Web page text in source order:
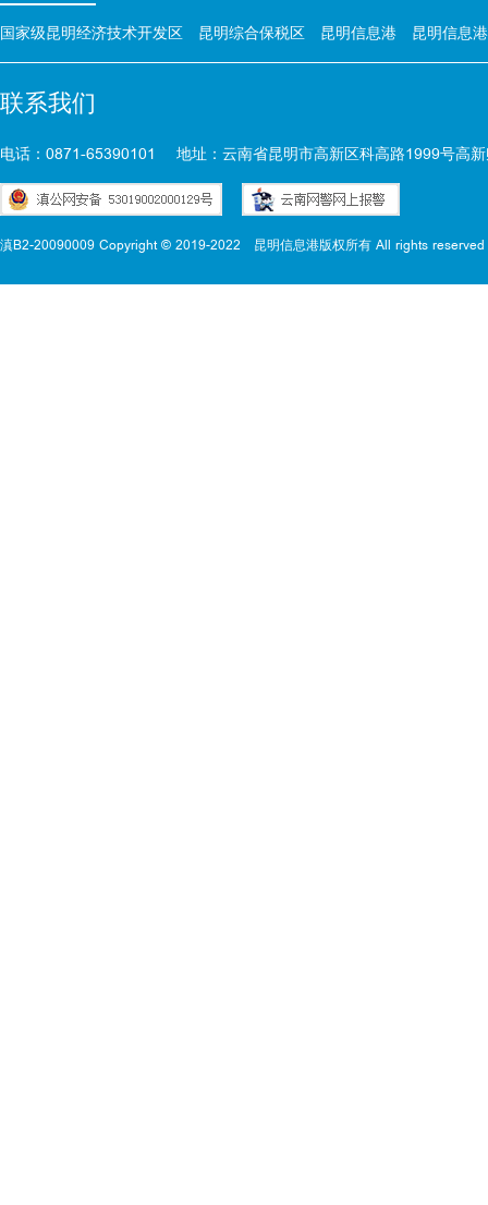
国家级昆明经济技术开发区 昆明综合保税区 昆明信息港 昆明信息
联系我们
电话：0871-65390101 地址：云南省昆明市高新区科高路1999号高
滇B2-20090009 Copyright © 2019-2022 昆明信息港版权所有 All rights reserved